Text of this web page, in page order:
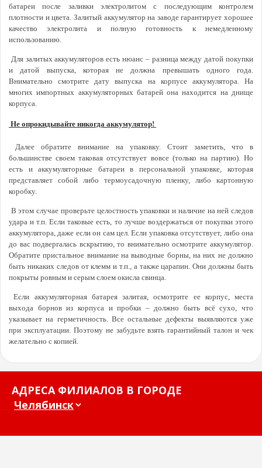
батареи после заливки электролитом с последующим контролем
плотности и цвета. Залитый аккумулятор на заводе гарантирует хорошее
качество электролита и полную готовность к немедленному
использованию.
Для залитых аккумуляторов есть нюанс – разница между датой покупки
и датой выпуска, которая не должна превышать одного года.
Внимательно смотрите дату выпуска на корпусе аккумулятора. На
многих импортных аккумуляторных батарей она находится на днище
корпуса.
Не опрокидывайте никогда аккумулятор!
Далее обратите внимание на упаковку. Стоит заметить, что в
большинстве своем таковая отсутствует вовсе (только на партию). Но
есть и аккумуляторные батареи в персональной упаковке, которая
представляет собой либо термоусадочную пленку, либо картонную
коробку.
В этом случае проверьте целостность упаковки и наличие на ней следов
удара и т.п. Если таковые есть, то лучше воздержаться от покупки этого
аккумулятора, даже если он сам цел. Если упаковка отсутствует, либо она
до вас подвергалась вскрытию, то внимательно осмотрите аккумулятор.
Обратите пристальное внимание на выводные борны, на них не должно
быть никаких следов от клемм и т.п., а также царапин. Они должны быть
покрыты ровным и серым слоем окисла свинца.
Если аккумуляторная батарея залитая, осмотрите ее корпус, места
выхода борнов из корпуса и пробки – должно быть всё сухо, что
указывает на герметичность. Все остальные дефекты выявляются уже
при эксплуатации. Поэтому не забудьте взять гарантийный талон и чек
желательно с копией.
АДРЕСА ФИЛИАЛОВ В ГОРОДЕ